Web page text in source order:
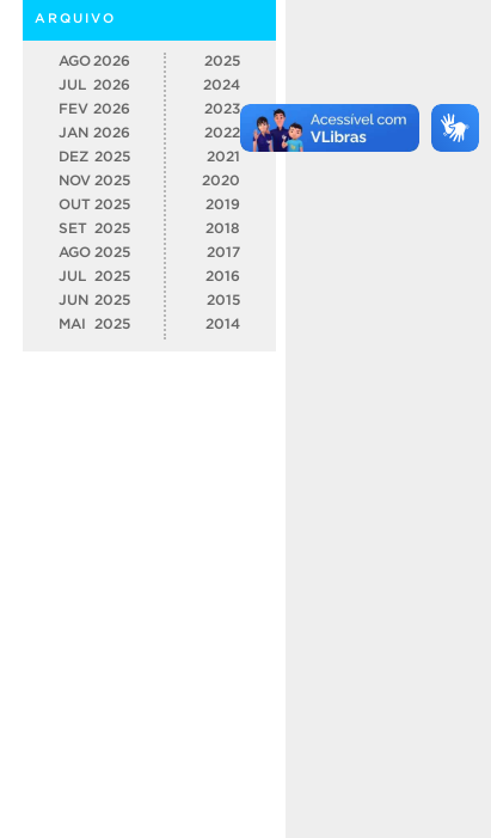
ARQUIVO
AGO 2026
JUL 2026
FEV 2026
JAN 2026
DEZ 2025
NOV 2025
OUT 2025
SET 2025
AGO 2025
JUL
2025
JUN 2025
MAI
2025
2025
2024
2023
2022
2021
2020
2019
2018
2017
2016
2015
2014